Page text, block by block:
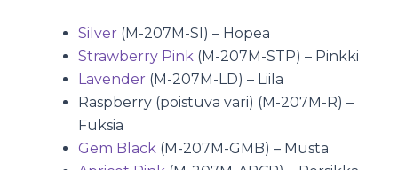
Silver (M-207M-SI) – Hopea
Strawberry Pink (M-207M-STP) – Pinkki
Lavender (M-207M-LD) – Liila
Raspberry (poistuva väri) (M-207M-R) –
Fuksia
Gem Black (M-207M-GMB) – Musta